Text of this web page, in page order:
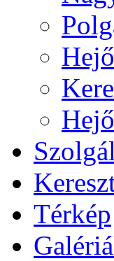
Térkép